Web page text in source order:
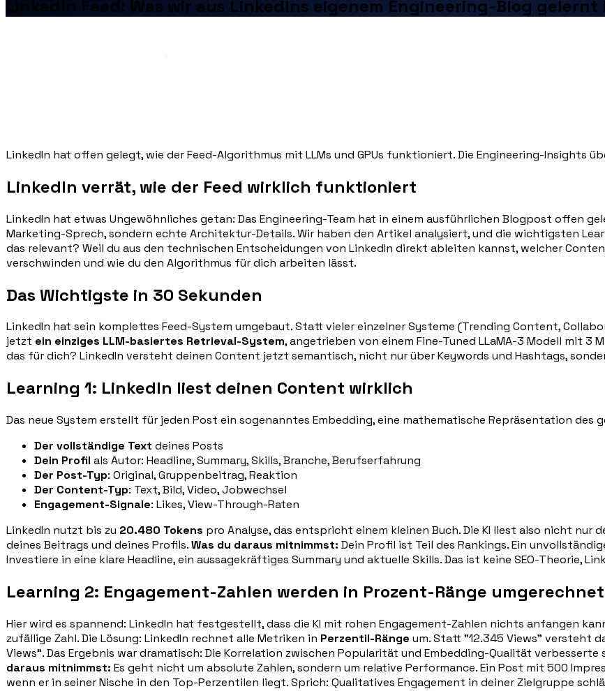
LinkedIn Feed: Was wir aus LinkedIns eigenem Engineering-Blog gelernt
LinkedIn hat offen gelegt, wie der Feed-Algorithmus mit LLMs und GPUs funktioniert. Die Engineering-Insights
LinkedIn verrät, wie der Feed wirklich funktioniert
LinkedIn hat etwas Ungewöhnliches getan: Das Engineering-Team hat in einem ausführlichen Blogpost offen
Marketing-Sprech, sondern echte Architektur-Details. Wir haben den Artikel analysiert, und die wichtigsten
das relevant? Weil du aus den technischen Entscheidungen von LinkedIn direkt ableiten kannst, welcher
verschwinden und wie du den Algorithmus für dich arbeiten lässt.
Das Wichtigste in 30 Sekunden
LinkedIn hat sein komplettes Feed-System umgebaut. Statt vieler einzelner Systeme (Trending Content,
jetzt ein einziges LLM-basiertes Retrieval-System, angetrieben von einem Fine-Tuned LLaMA-3 Modell mit 3
das für dich? LinkedIn versteht deinen Content jetzt semantisch, nicht nur über Keywords und Hashtags,
Learning 1: LinkedIn liest deinen Content wirklich
Das neue System erstellt für jeden Post ein sogenanntes Embedding, eine mathematische Repräsentation des
Der vollständige Text deines Posts
Dein Profil als Autor: Headline, Summary, Skills, Branche, Berufserfahrung
Der Post-Typ: Original, Gruppenbeitrag, Reaktion
Der Content-Typ: Text, Bild, Video, Jobwechsel
Engagement-Signale: Likes, View-Through-Raten
LinkedIn nutzt bis zu 20.480 Tokens pro Analyse, das entspricht einem kleinen Buch. Die KI liest also nicht
deines Beitrags und deines Profils.Was du daraus mitnimmst: Dein Profil ist Teil des Rankings. Ein
Investiere in eine klare Headline, ein aussagekräftiges Summary und aktuelle Skills. Das ist keine SEO-Theorie,
Learning 2: Engagement-Zahlen werden in Prozent-Ränge umgerechnet
Hier wird es spannend: LinkedIn hat festgestellt, dass die KI mit rohen Engagement-Zahlen nichts anfangen
zufällige Zahl. Die Lösung: LinkedIn rechnet alle Metriken in Perzentil-Ränge um. Statt "12.345 Views" versteht
Views". Das Ergebnis war dramatisch: Die Korrelation zwischen Popularität und Embedding-Qualität verbesserte
daraus mitnimmst: Es geht nicht um absolute Zahlen, sondern um relative Performance. Ein Post mit 500
wenn er in seiner Nische in den Top-Perzentilen liegt. Sprich: Qualitatives Engagement in deiner Zielgruppe